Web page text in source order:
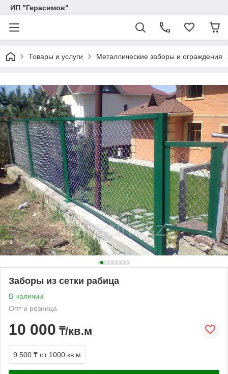
ИП "Герасимов"
Товары и услуги Металлические заборы и ограждения
Заборы из сетки рабица
В наличии
Опт и розница
10 000 ₸/кв.м
9 500 ₸ от 1000 кв.м